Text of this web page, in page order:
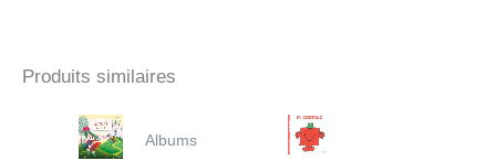
Produits similaires
Albums